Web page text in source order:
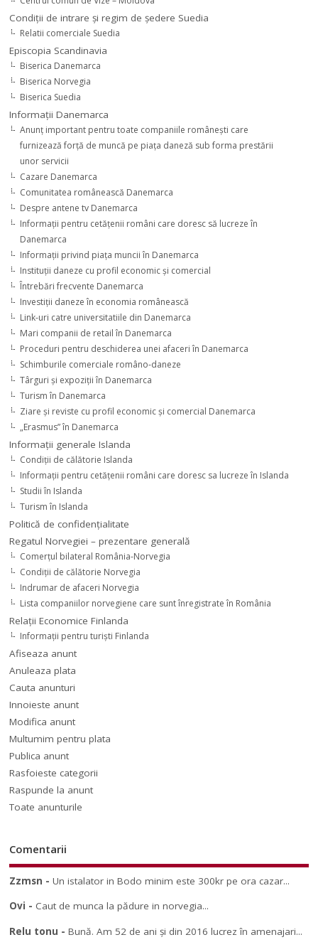
Condiţii de intrare şi regim de şedere Suedia
Relatii comerciale Suedia
Episcopia Scandinavia
Biserica Danemarca
Biserica Norvegia
Biserica Suedia
Informaţii Danemarca
Anunţ important pentru toate companiile româneşti care
furnizează forţă de muncă pe piaţa daneză sub forma prestării
unor servicii
Cazare Danemarca
Comunitatea românească Danemarca
Despre antene tv Danemarca
Informaţii pentru cetăţenii români care doresc să lucreze în
Danemarca
Informaţii privind piaţa muncii în Danemarca
Instituţii daneze cu profil economic şi comercial
Întrebări frecvente Danemarca
Investiţii daneze în economia românească
Link-uri catre universitatiile din Danemarca
Mari companii de retail în Danemarca
Proceduri pentru deschiderea unei afaceri în Danemarca
Schimburile comerciale româno-daneze
Târguri şi expoziţii în Danemarca
Turism în Danemarca
Ziare şi reviste cu profil economic şi comercial Danemarca
„Erasmus” în Danemarca
Informaţii generale Islanda
Condiţii de călătorie Islanda
Informaţii pentru cetăţenii români care doresc sa lucreze în Islanda
Studii în Islanda
Turism în Islanda
Politică de confidențialitate
Regatul Norvegiei – prezentare generală
Comerţul bilateral România-Norvegia
Condiții de călătorie Norvegia
Indrumar de afaceri Norvegia
Lista companiilor norvegiene care sunt înregistrate în România
Relaţii Economice Finlanda
Informaţii pentru turişti Finlanda
Afiseaza anunt
Anuleaza plata
Cauta anunturi
Innoieste anunt
Modifica anunt
Multumim pentru plata
Publica anunt
Rasfoieste categorii
Raspunde la anunt
Toate anunturile
Comentarii
Zzmsn -Un istalator in Bodo minim este 300kr pe ora cazar...
Ovi - Caut de munca la pădure in norvegia...
Relu tonu -Bună. Am 52 de ani și din 2016 lucrez în amenajari...